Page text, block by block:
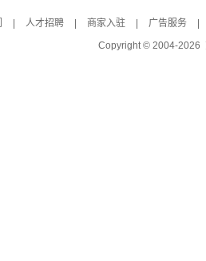
人才招聘 商家入驻 广告服务
Copyright © 2004-2026